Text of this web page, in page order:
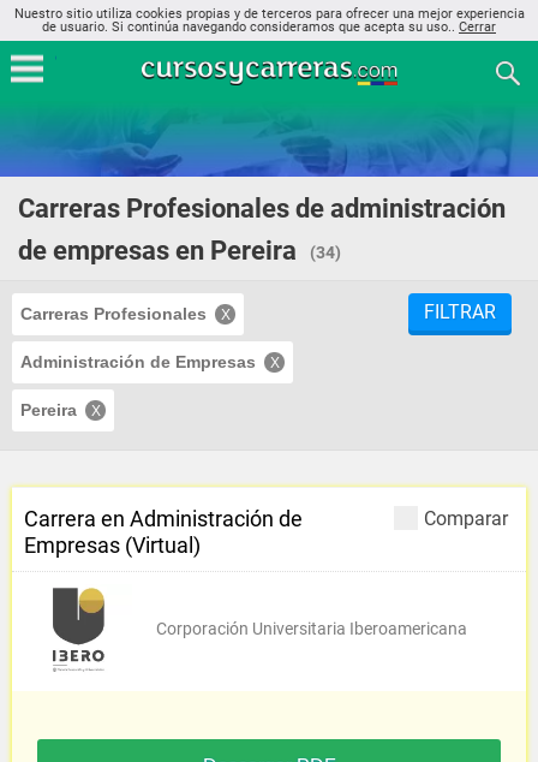
Nuestro sitio utiliza cookies propias y de terceros para ofrecer una mejor experiencia
de usuario. Si continúa navegando consideramos que acepta su uso.. Cerrar
Carreras Profesionales de administración
de empresas en Pereira
(34)
Carreras Profesionales
Administración de Empresas
Pereira
FILTRAR
Comparar
Carrera en Administración de
Empresas (Virtual)
Corporación Universitaria Iberoamericana